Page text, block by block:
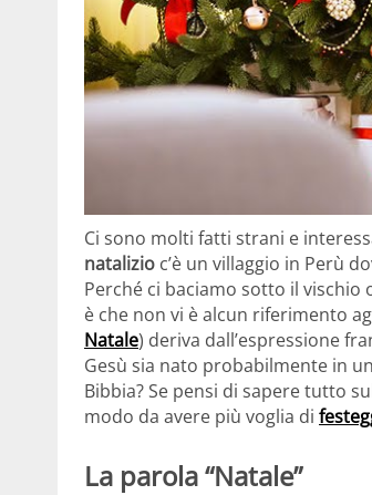
Ci sono molti fatti strani e
natalizio c’è un villaggio in Perù
Perché ci baciamo sotto il vischio
è che non vi è alcun riferimento
Natale) deriva dall’espressione
Gesù sia nato probabilmente in
Bibbia? Se pensi di sapere tutto
modo da avere più voglia di
La parola “Natale”